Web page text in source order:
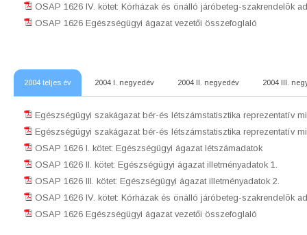
OSAP 1626 IV. kötet: Kórházak és önálló járóbeteg-szakrendelõk
OSAP 1626 Egészségügyi ágazat vezetői összefoglaló
2004 teljes év 2004 I. negyedév 2004 II. negyedév 2004 III.
Egészségügyi szakágazat bér-és létszámstatisztika reprezentatív
Egészségügyi szakágazat bér-és létszámstatisztika reprezentatív
OSAP 1626 I. kötet: Egészségügyi ágazat létszámadatok
OSAP 1626 II. kötet: Egészségügyi ágazat illetményadatok 1.
OSAP 1626 III. kötet: Egészségügyi ágazat illetményadatok 2.
OSAP 1626 IV. kötet: Kórházak és önálló járóbeteg-szakrendelõk
OSAP 1626 Egészségügyi ágazat vezetői összefoglaló